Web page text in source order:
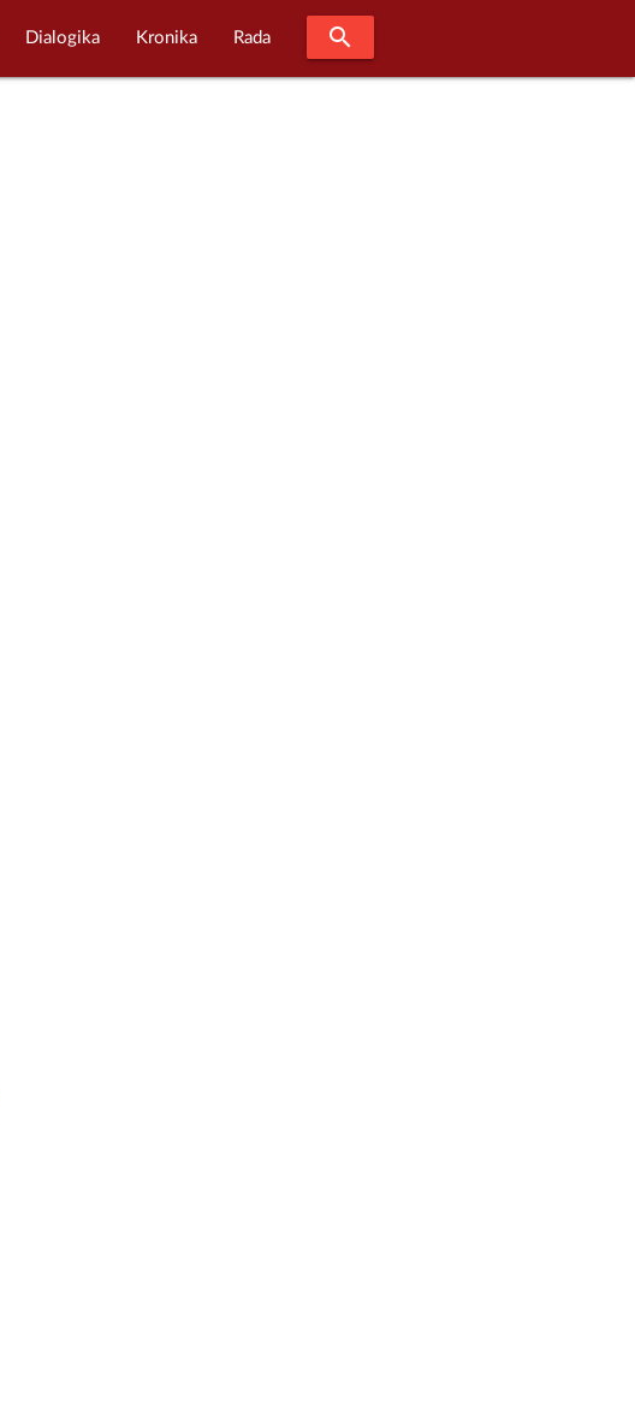
Dialogika Kronika Rada search